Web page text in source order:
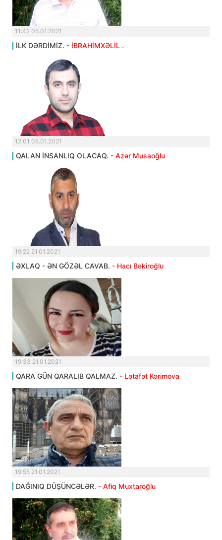
11:42 05.01.2021
İLK DƏRDİMİZ. - İBRAHİMXƏLİL .
12:01 05.01.2021
QALAN İNSANLIQ OLACAQ. - Azər Musaoğlu
19:22 21.01.2021
ƏXLAQ - ƏN GÖZƏL CAVAB. - Hacı Bəkiroğlu
19:33 21.01.2021
QARA GÜN QARALIB QALMAZ. - Lətafət Kərimova
19:55 21.01.2021
DAĞINIQ DÜŞÜNCƏLƏR. - Afiq Muxtaroğlu